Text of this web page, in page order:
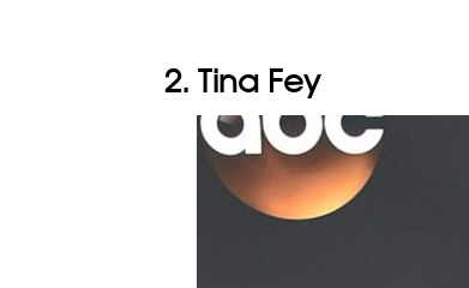
2. Tina Fey